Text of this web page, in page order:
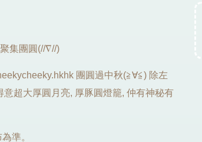
聚集團圓(//∇//)
團圓過中秋(≧∀≦) 除左
超大厚圓月亮, 厚豚圓燈籠, 仲有神秘有
準。